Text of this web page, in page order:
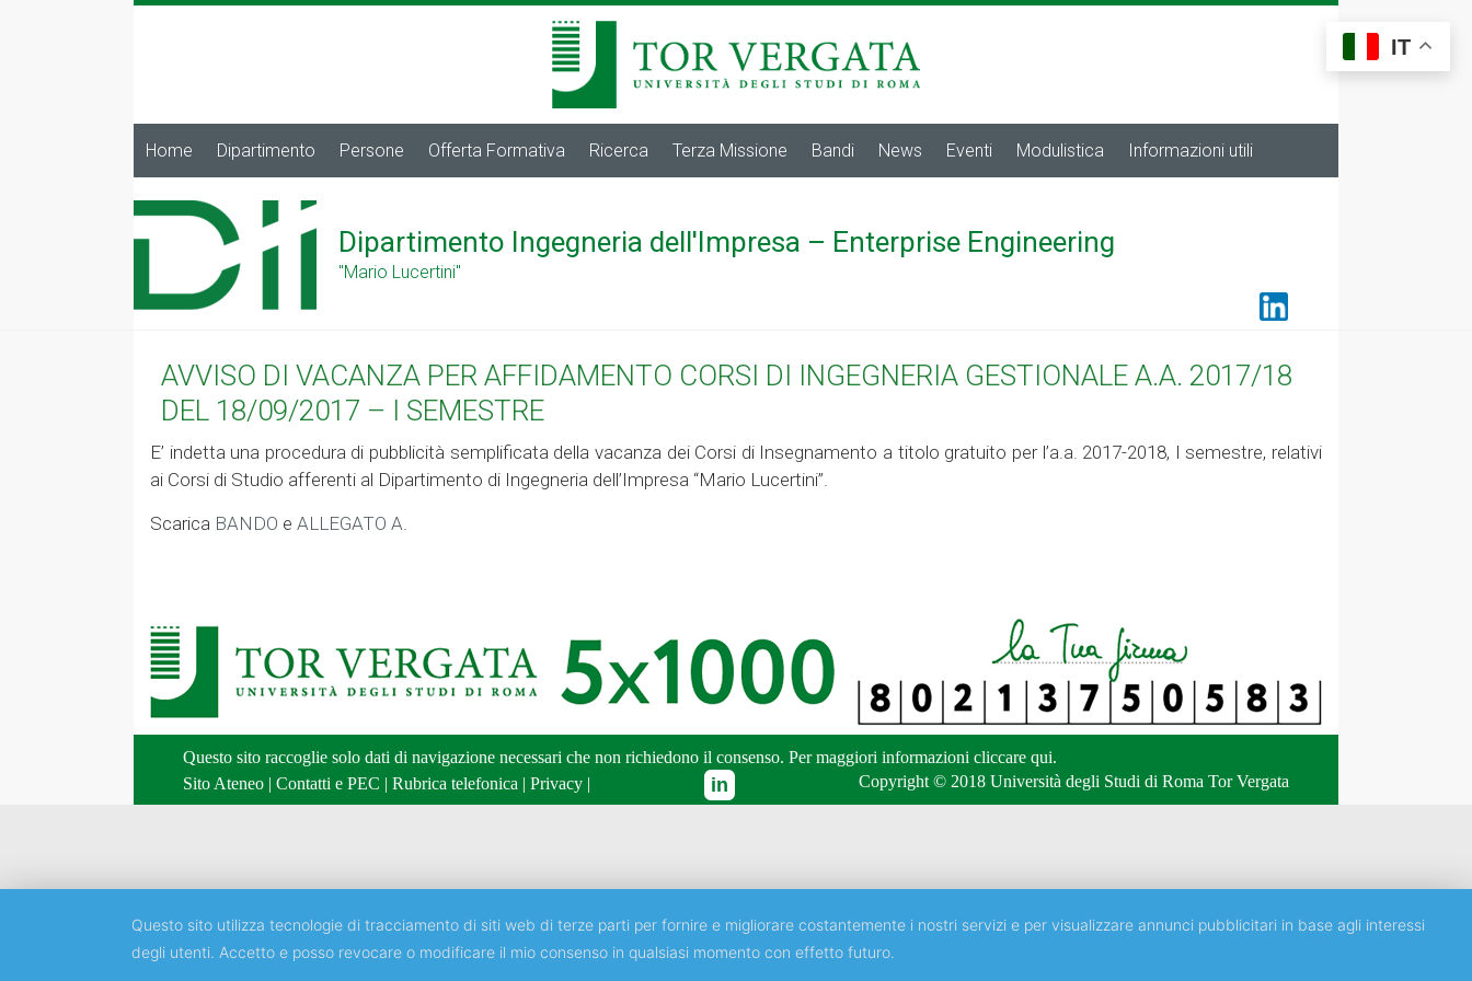
Home Dipartimento Persone Offerta Formativa Ricerca Terza Missione Bandi News Eventi Modulistica Informazioni utili
Dipartimento Ingegneria dell'Impresa – Enterprise Engineering
"Mario Lucertini"
AVVISO DI VACANZA PER AFFIDAMENTO CORSI DI INGEGNERIA GESTIONALE A.A. 2017/18
DEL 18/09/2017 – I SEMESTRE
E’ indetta una procedura di pubblicità semplificata della vacanza dei Corsi di Insegnamento a titolo gratuito per l’a.a. 2017-2018, I semestre, relativi
ai Corsi di Studio afferenti al Dipartimento di Ingegneria dell’Impresa “Mario Lucertini”.
Scarica BANDO e ALLEGATO A.
Questo sito raccoglie solo dati di navigazione necessari che non richiedono il consenso. Per maggiori informazioni cliccare qui.
Sito Ateneo | Contatti e PEC | Rubrica telefonica | Privacy | Copyright © 2018 Università degli Studi di Roma Tor Vergata
IT
Questo sito utilizza tecnologie di tracciamento di siti web di terze parti per fornire e migliorare costantemente i nostri servizi e per visualizzare annunci pubblicitari in base agli interessi
degli utenti. Accetto e posso revocare o modificare il mio consenso in qualsiasi momento con effetto futuro.